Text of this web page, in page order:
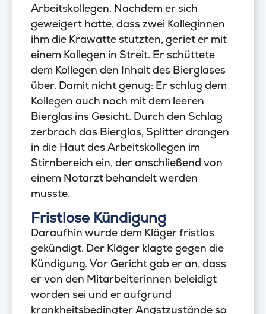
Arbeitskollegen. Nachdem er sich
geweigert hatte, dass zwei Kolleginnen
ihm die Krawatte stutzten, geriet er mit
einem Kollegen in Streit. Er schüttete
dem Kollegen den Inhalt des Bierglases
über. Damit nicht genug: Er schlug dem
Kollegen auch noch mit dem leeren
Bierglas ins Gesicht. Durch den Schlag
zerbrach das Bierglas, Splitter drangen
in die Haut des Arbeitskollegen im
Stirnbereich ein, der anschließend von
einem Notarzt behandelt werden
musste.
Fristlose Kündigung
Daraufhin wurde dem Kläger fristlos
gekündigt. Der Kläger klagte gegen die
Kündigung. Vor Gericht gab er an, dass
er von den Mitarbeiterinnen beleidigt
worden sei und er aufgrund
krankheitsbedingter Angstzustände so